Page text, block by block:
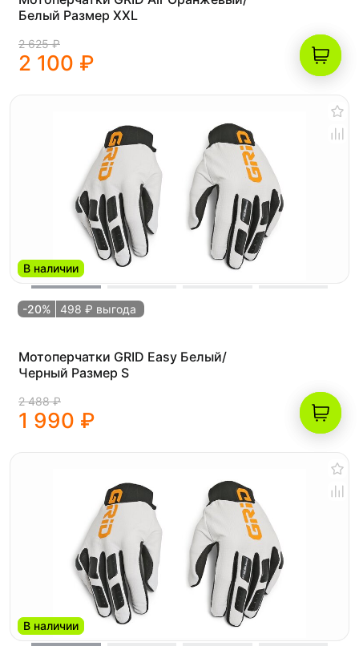
Белый Размер XXL
2 625 ₽
2 100 ₽
В наличии
-20% 498 ₽ выгода
Мотоперчатки GRID Easy Белый/
Черный Размер S
2 488 ₽
1 990 ₽
В наличии